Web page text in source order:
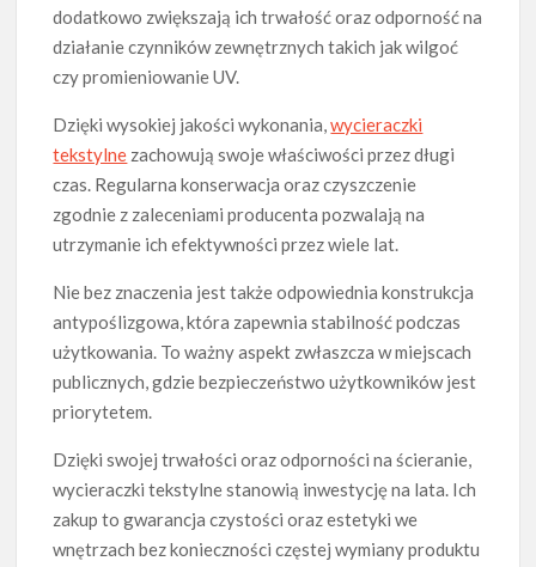
dodatkowo zwiększają ich trwałość oraz odporność na
działanie czynników zewnętrznych takich jak wilgoć
czy promieniowanie UV.
Dzięki wysokiej jakości wykonania,wycieraczki
tekstylne zachowują swoje właściwości przez długi
czas. Regularna konserwacja oraz czyszczenie
zgodnie z zaleceniami producenta pozwalają na
utrzymanie ich efektywności przez wiele lat.
Nie bez znaczenia jest także odpowiednia konstrukcja
antypoślizgowa, która zapewnia stabilność podczas
użytkowania. To ważny aspekt zwłaszcza w miejscach
publicznych, gdzie bezpieczeństwo użytkowników jest
priorytetem.
Dzięki swojej trwałości oraz odporności na ścieranie,
wycieraczki tekstylne stanowią inwestycję na lata. Ich
zakup to gwarancja czystości oraz estetyki we
wnętrzach bez konieczności częstej wymiany produktu